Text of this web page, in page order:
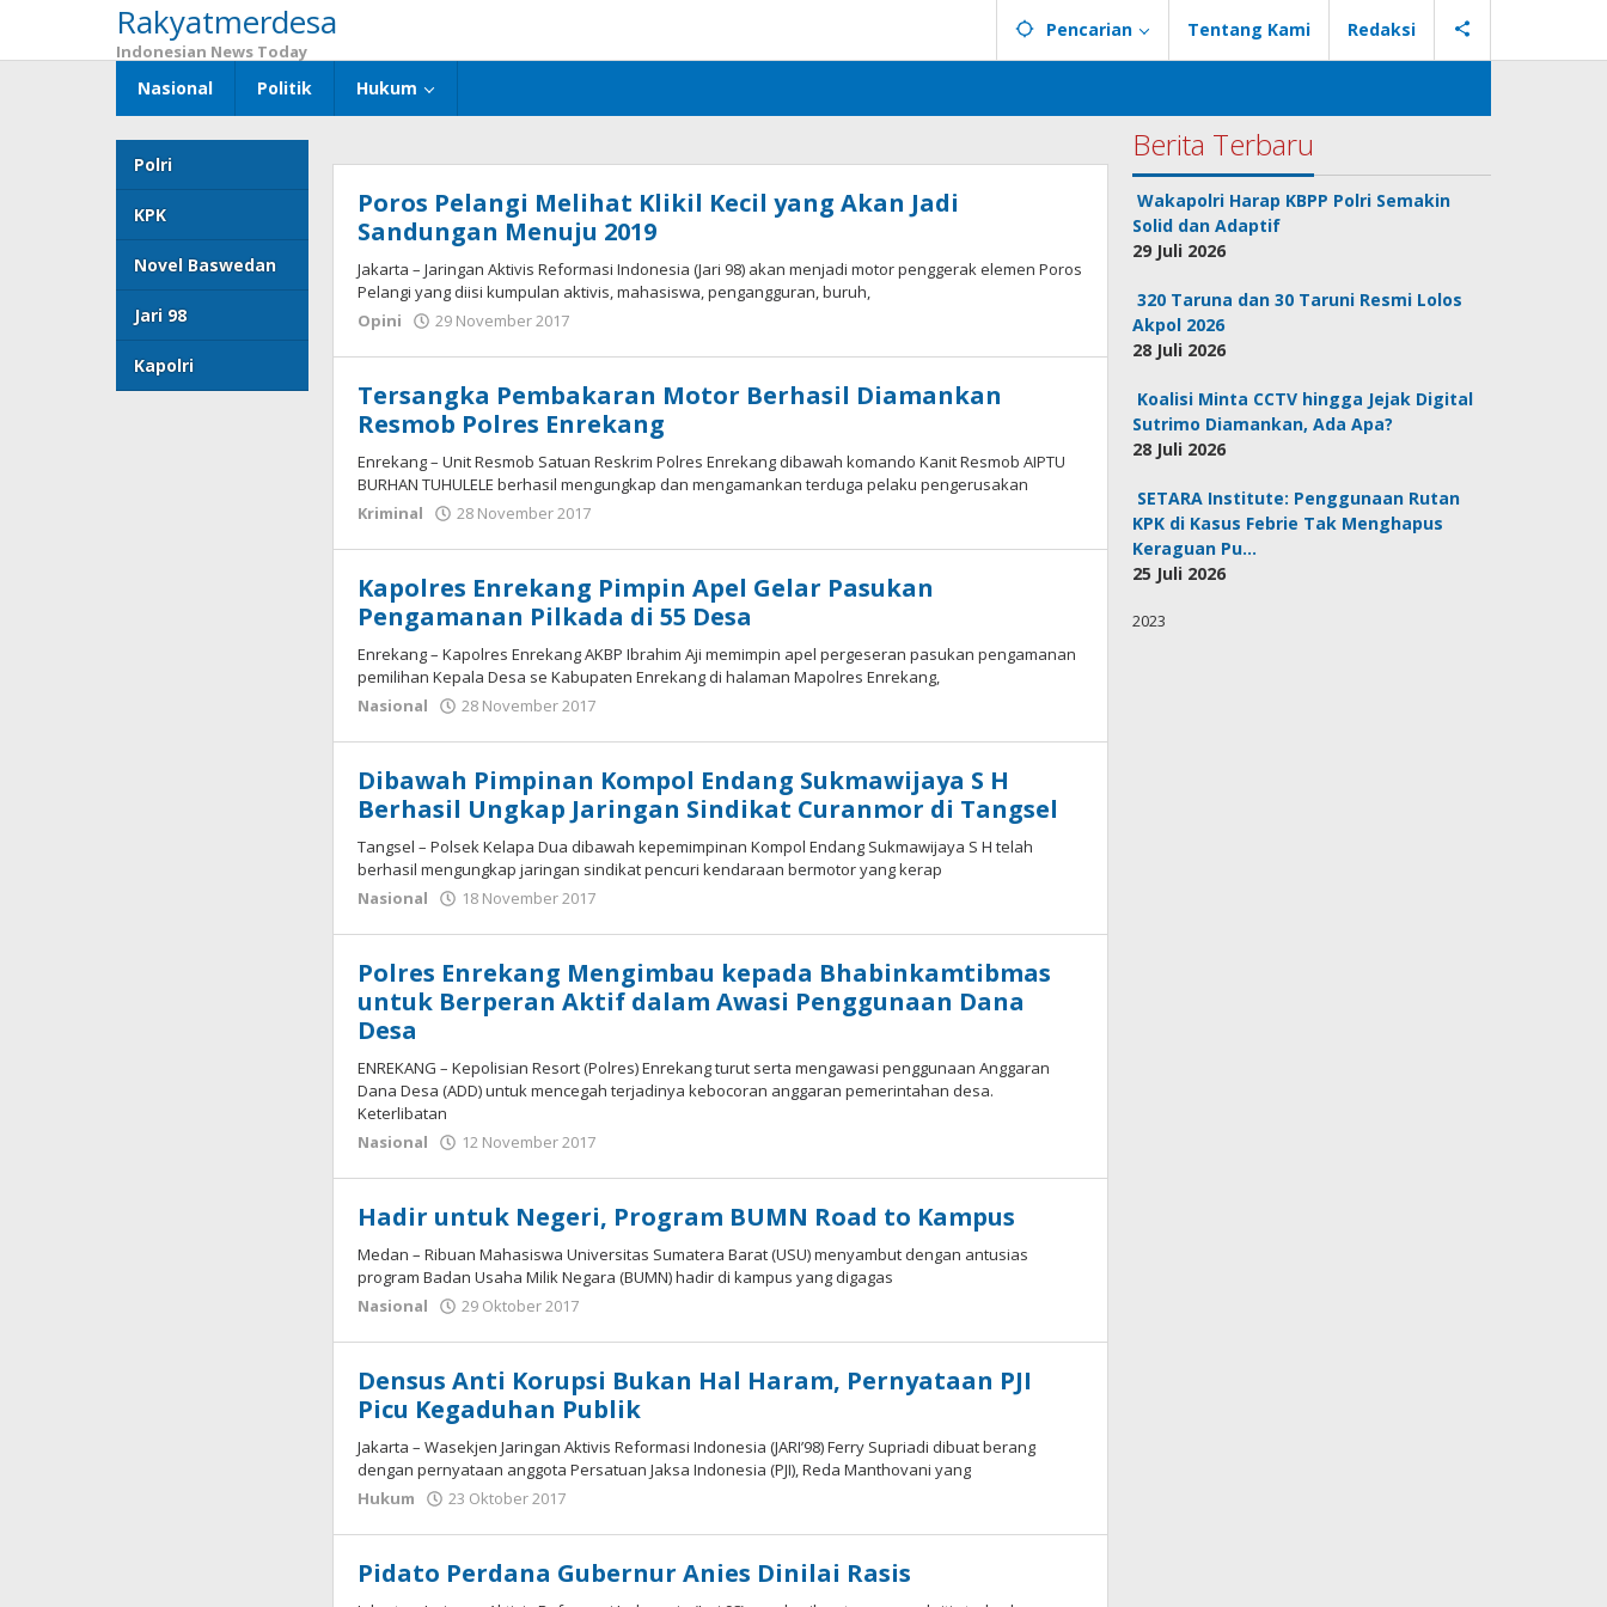
konten
Rakyatmerdesa
Indonesian News Today
Pencarian Tentang Kami Redaksi
Nasional Politik Hukum
Polri
KPK
Novel Baswedan
Jari 98
Kapolri
Rakyatmerdesa
Poros Pelangi Melihat Klikil Kecil yang Akan Jadi
Sandungan Menuju 2019
Jakarta – Jaringan Aktivis Reformasi Indonesia (Jari 98) akan menjadi motor penggerak elemen Poros
Pelangi yang diisi kumpulan aktivis, mahasiswa, pengangguran, buruh,
Opini
29 November 2017
Tersangka Pembakaran Motor Berhasil Diamankan
Resmob Polres Enrekang
Enrekang – Unit Resmob Satuan Reskrim Polres Enrekang dibawah komando Kanit Resmob AIPTU
BURHAN TUHULELE berhasil mengungkap dan mengamankan terduga pelaku pengerusakan
Kriminal
28 November 2017
Kapolres Enrekang Pimpin Apel Gelar Pasukan
Pengamanan Pilkada di 55 Desa
Enrekang – Kapolres Enrekang AKBP Ibrahim Aji memimpin apel pergeseran pasukan pengamanan
pemilihan Kepala Desa se Kabupaten Enrekang di halaman Mapolres Enrekang,
Nasional
28 November 2017
Dibawah Pimpinan Kompol Endang Sukmawijaya S H
Berhasil Ungkap Jaringan Sindikat Curanmor di Tangsel
Tangsel – Polsek Kelapa Dua dibawah kepemimpinan Kompol Endang Sukmawijaya S H telah
berhasil mengungkap jaringan sindikat pencuri kendaraan bermotor yang kerap
Nasional
18 November 2017
Polres Enrekang Mengimbau kepada Bhabinkamtibmas
untuk Berperan Aktif dalam Awasi Penggunaan Dana
Desa
ENREKANG – Kepolisian Resort (Polres) Enrekang turut serta mengawasi penggunaan Anggaran
Dana Desa (ADD) untuk mencegah terjadinya kebocoran anggaran pemerintahan desa.
Keterlibatan
Nasional
12 November 2017
Hadir untuk Negeri, Program BUMN Road to Kampus
Medan – Ribuan Mahasiswa Universitas Sumatera Barat (USU) menyambut dengan antusias
program Badan Usaha Milik Negara (BUMN) hadir di kampus yang digagas
Nasional
29 Oktober 2017
Densus Anti Korupsi Bukan Hal Haram, Pernyataan PJI
Picu Kegaduhan Publik
Jakarta – Wasekjen Jaringan Aktivis Reformasi Indonesia (JARI’98) Ferry Supriadi dibuat berang
dengan pernyataan anggota Persatuan Jaksa Indonesia (PJI), Reda Manthovani yang
Hukum
23 Oktober 2017
Pidato Perdana Gubernur Anies Dinilai Rasis
Berita Terbaru
Wakapolri Harap KBPP Polri Semakin
Solid dan Adaptif
29 Juli 2026
320 Taruna dan 30 Taruni Resmi Lolos
Akpol 2026
28 Juli 2026
Koalisi Minta CCTV hingga Jejak Digital
Sutrimo Diamankan, Ada Apa?
28 Juli 2026
SETARA Institute: Penggunaan Rutan
KPK di Kasus Febrie Tak Menghapus
Keraguan Pu…
25 Juli 2026
2023